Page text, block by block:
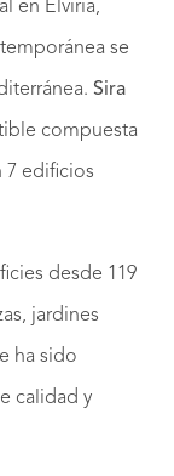
en Elviria,
se
Sira
compuesta
7 edificios
desde 119
jardines
ha sido
calidad y